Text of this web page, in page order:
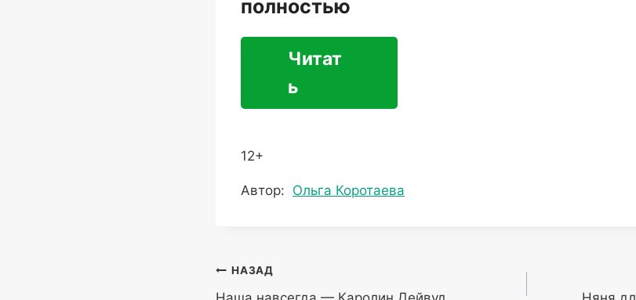
полностью
Читат
ь
12+
Метки
Автор: Ольга Коротаева
Навигация
НАЗАД